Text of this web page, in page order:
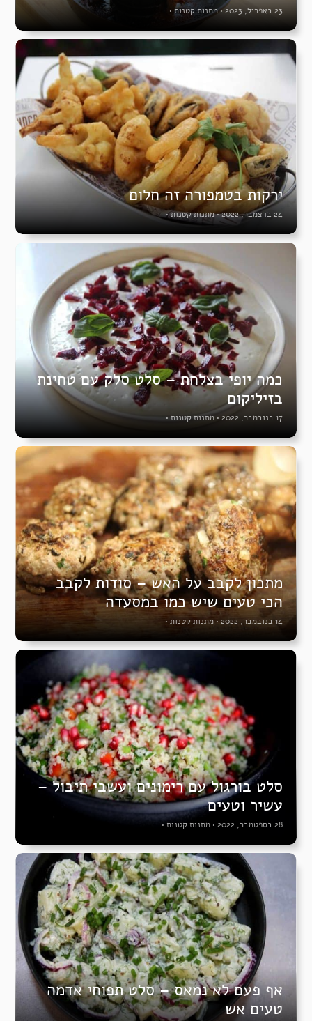
23 באפריל, 2023 •מתנות קטנות •
ירקות בטמפורה זה חלום
24 בדצמבר, 2022 •מתנות קטנות•
כמה יופי בצלחת – סלט סלק עם טחינת
בזיליקום
17 בנובמבר, 2022 • מתנות קטנות •
מתכון לקבב על האש – סודות לקבב
הכי טעים שיש כמו במסעדה
14 בנובמבר, 2022 • מתנות קטנות •
סלט בורגול עם רימונים ועשבי תיבול –
עשיר וטעים
28 בספטמבר, 2022 • מתנות קטנות•
אף פעם לא נמאס – סלט תפוחי אדמה
טעים אש